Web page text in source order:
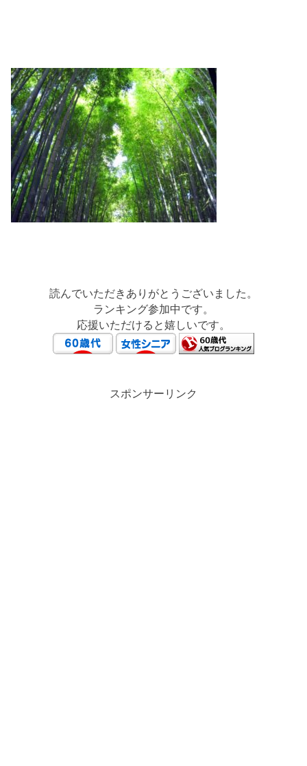
読んでいただきありがとうございました。
ランキング参加中です。
応援いただけると嬉しいです。
スポンサーリンク